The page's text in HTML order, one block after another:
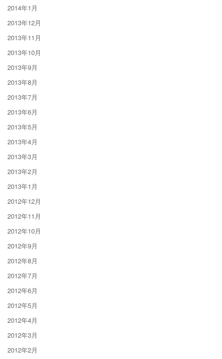
2014年1月
2013年12月
2013年11月
2013年10月
2013年9月
2013年8月
2013年7月
2013年6月
2013年5月
2013年4月
2013年3月
2013年2月
2013年1月
2012年12月
2012年11月
2012年10月
2012年9月
2012年8月
2012年7月
2012年6月
2012年5月
2012年4月
2012年3月
2012年2月